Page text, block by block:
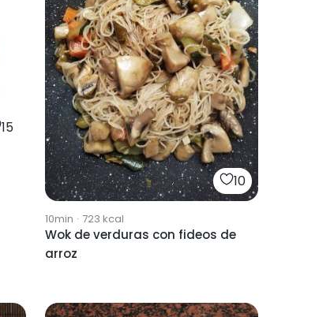
15
10
10min · 723 kcal
Wok de verduras con fideos de
arroz